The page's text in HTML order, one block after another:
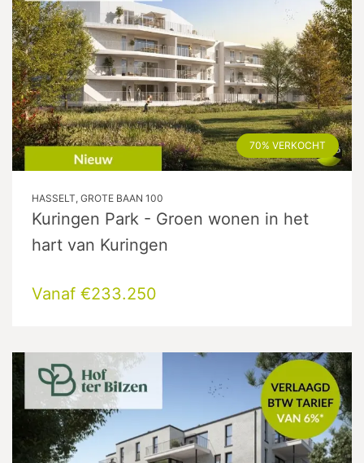
70% VERKOCHT
HASSELT, GROTE BAAN 100
Kuringen Park - Groen wonen in het
hart van Kuringen
Vanaf €233.250